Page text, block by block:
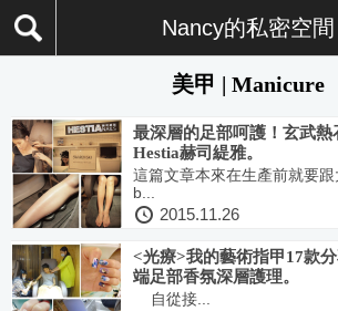
Nancy的私密空間
美甲 | Manicure
最深層的足部呵護！玄武熱
Hestia赫司緹雅。
這篇文章本來在生產前就要
b...
2015.11.26
<光療>我的藝術指甲17款
端足部香氛深層護理。
自從接...